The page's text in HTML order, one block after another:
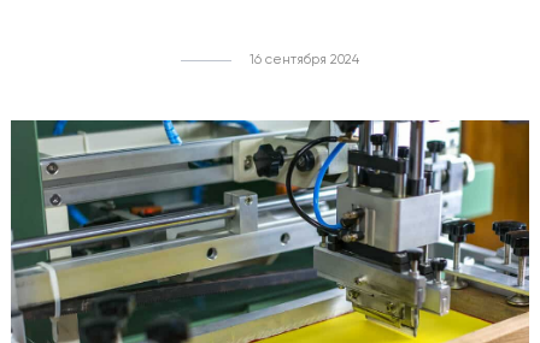
16 сентября 2024